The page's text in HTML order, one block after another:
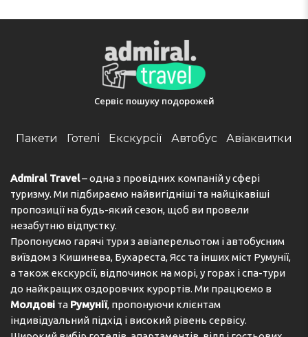
swimming with its soothing salt water. Comfortable sun
loungers are available on the terrace. There is a poolside
snack bar as well. There are many ways to relax or stay
active at the hotel, including cycling/mountain biking,
fishing, horse riding, diving, darts and hiking. Copyright
www.giata.com for client no. 124971
Meals
There is a bar on the premises. Breakfast and lunch are
served every day. Special meals, including diet meals,
are also available. The hotel also offers special catering
options.
Адреса:Main Street, 73100 Kamissiana, Kolymvari,
Crete, Greece
Телефон:
302824083065
Сервіс пошуку подорожей
Пакети Готелі Екскурсії Автобус Авіаквитки
Admiral Travel– одна з провідних компаній у сфері
туризму. Ми підбираємо найвигідніші та найцікавіші
пропозиції на будь-який сезон, щоб ви провели
незабутню відпустку.
Пропонуємо гарячі тури з авіаперельотом і автобусним
виїздом з Кишинева, Бухареста, Ясс та інших міст Румунії,
а також екскурсії, відпочинок на морі, у горах і спа-тури
до найкращих оздоровчих курортів. Ми працюємо в
Молдові та Румунії, пропонуючи клієнтам
індивідуальний підхід і високий рівень сервісу.